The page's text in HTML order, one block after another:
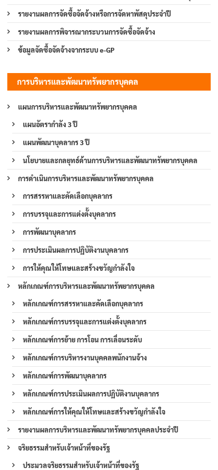
รายงานผลการจัดซื้อจัดจ้างหรือการจัดหาพัสดุประจำปี
รายงานผลการพิจารณากระบวนการจัดซื้อจัดจ้าง
ข้อมูลจัดซื้อจัดจ้างจากระบบ e-GP
การบริหารและพัฒนาทรัพยากรบุคคล
แผนการบริหารและพัฒนาทรัพยากรบุคคล
แผนอัตรากำลัง 3 ปี
แผนพัฒนาบุคลากร 3 ปี
นโยบายและกลยุทธ์ด้านการบริหารและพัฒนาทรัพยากรบุคคล
การดำเนินการบริหารและพัฒนาทรัพยากรบุคคล
การสรรหาและคัดเลือกบุคลากร
การบรรจุและการแต่งตั้งบุคลากร
การพัฒนาบุคลากร
การประเมินผลการปฏิบัติงานบุคลากร
การให้คุณให้โทษและสร้างขวัญกำลังใจ
หลักเกณฑ์การบริหารและพัฒนาทรัพยากรบุคคล
หลักเกณฑ์การสรรหาและคัดเลือกบุคลากร
หลักเกณฑ์การบรรจุและการแต่งตั้งบุคลากร
หลักเกณฑ์การย้าย การโอน การเลื่อนระดับ
หลักเกณฑ์การบริหารงานบุคคลพนักงานจ้าง
หลักเกณฑ์การพัฒนาบุคลากร
หลักเกณฑ์การประเมินผลการปฏิบัติงานบุคลากร
หลักเกณฑ์การให้คุณให้โทษและสร้างขวัญกำลังใจ
รายงานผลการบริหารและพัฒนาทรัพยากรบุคคลประจำปี
จริยธรรมสำหรับเจ้าหน้าที่ของรัฐ
ประมวลจริยธรรมสำหรับเจ้าหน้าที่ของรัฐ